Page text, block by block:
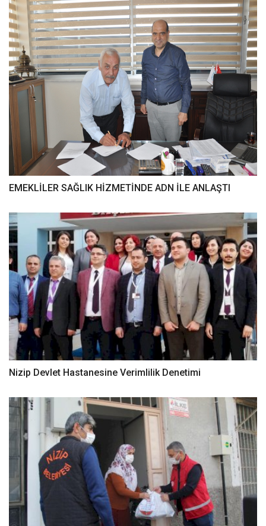
EMEKLİLER SAĞLIK HİZMETİNDE ADN İLE ANLAŞTI
Nizip Devlet Hastanesine Verimlilik Denetimi